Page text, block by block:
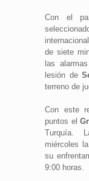
Con el
de siete
las
lesión de
terreno de
Con este
puntos el
Turquía.
miércoles
su
9:00 horas.